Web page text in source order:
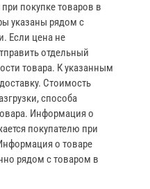
покупке товаров в
указаны рядом с
Если цена не
отдельный
товара. К указанным
Стоимость
способа
Информация о
покупателю при
о товаре
рядом с товаром в